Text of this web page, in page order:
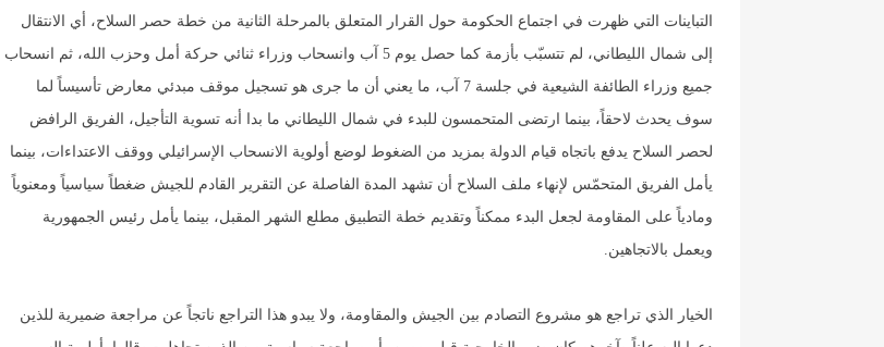
التباينات التي ظهرت في اجتماع الحكومة حول القرار المتعلق بالمرحلة الثانية من خطة حصر السلاح، أي الانتقال
إلى شمال الليطاني، لم تتسبّب بأزمة كما حصل يوم 5 آب وانسحاب وزراء ثنائي حركة أمل وحزب الله، ثم انسحاب
جميع وزراء الطائفة الشيعية في جلسة 7 آب، ما يعني أن ما جرى هو تسجيل موقف مبدئي معارض تأسيساً لما
سوف يحدث لاحقاً، بينما ارتضى المتحمسون للبدء في شمال الليطاني ما بدا أنه تسوية التأجيل، الفريق الرافض
لحصر السلاح يدفع باتجاه قيام الدولة بمزيد من الضغوط لوضع أولوية الانسحاب الإسرائيلي ووقف الاعتداءات، بينما
يأمل الفريق المتحمّس لإنهاء ملف السلاح أن تشهد المدة الفاصلة عن التقرير القادم للجيش ضغطاً سياسياً ومعنوياً
ومادياً على المقاومة لجعل البدء ممكناً وتقديم خطة التطبيق مطلع الشهر المقبل، بينما يأمل رئيس الجمهورية
ويعمل بالاتجاهين.
الخيار الذي تراجع هو مشروع التصادم بين الجيش والمقاومة، ولا يبدو هذا التراجع ناتجاً عن مراجعة ضميرية للذين